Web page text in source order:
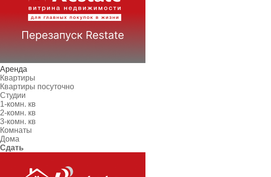
Аренда
Квартиры
Квартиры посуточно
Студии
1-комн. кв
2-комн. кв
3-комн. кв
Комнаты
Дома
Сдать